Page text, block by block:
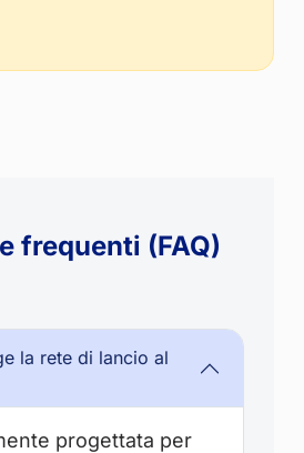
frequenti (FAQ)
la rete di lancio al
progettata per